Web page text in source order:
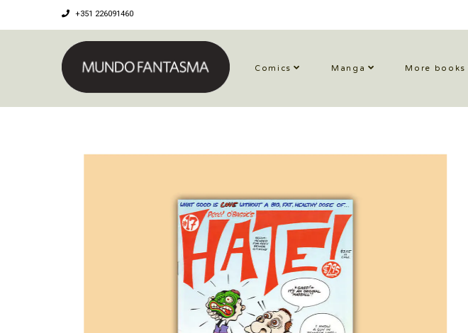
+351 226091460
Comics Manga More books